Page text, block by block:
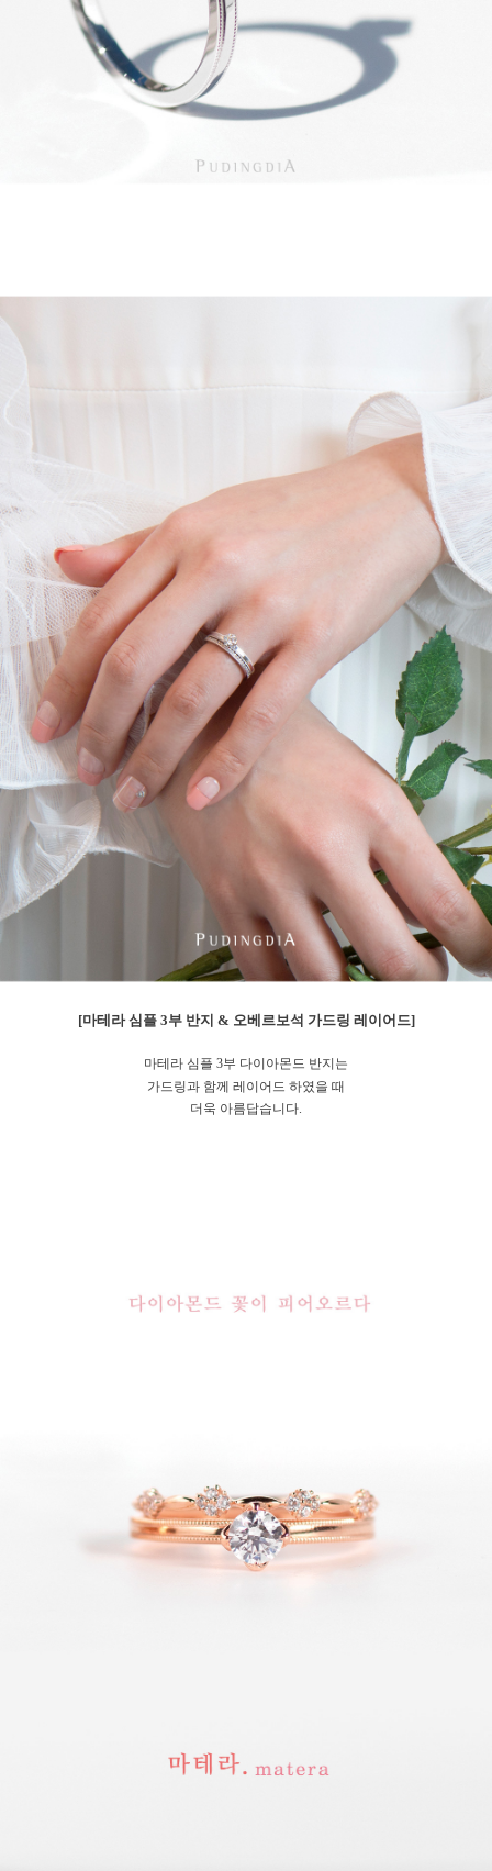
[마테라 심플 3부 반지 & 오베르보석 가드링 레이어드]
마테라 심플 3부 다이아몬드 반지는
가드링과 함께 레이어드 하였을 때
더욱 아름답습니다.